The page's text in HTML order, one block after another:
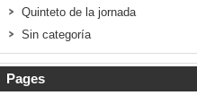
Quinteto de la jornada
Sin categoría
Pages